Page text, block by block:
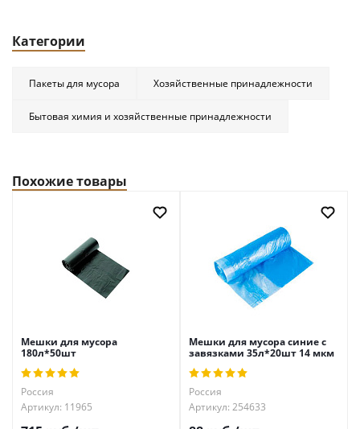
Категории
Пакеты для мусора Хозяйственные принадлежности
Бытовая химия и хозяйственные принадлежности
Похожие товары
Мешки для мусора
180л*50шт
Россия
Артикул: 11965
Мешки для мусора синие с
завязками 35л*20шт 14 мкм
Россия
Артикул: 254633